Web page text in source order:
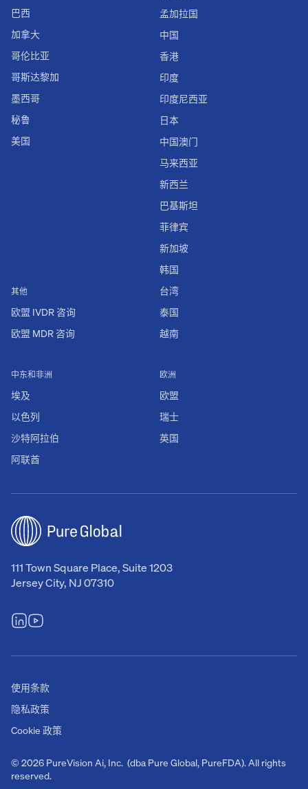
111 Town Square Place, Suite 1203
Jersey City, NJ 07310
巴西
加拿大
哥伦比亚
哥斯达黎加
墨西哥
秘鲁
美国
其他
欧盟 IVDR 咨询
欧盟 MDR 咨询
欧洲
欧盟
瑞士
英国
中东和非洲
埃及
以色列
沙特阿拉伯
阿联酋
孟加拉国
中国
香港
印度
印度尼西亚
日本
中国澳门
马来西亚
新西兰
巴基斯坦
菲律宾
新加坡
韩国
台湾
泰国
越南
© 2026 PureVision Ai, Inc. (dba Pure Global, PureFDA). All rights
reserved.
使用条款
隐私政策
Cookie 政策